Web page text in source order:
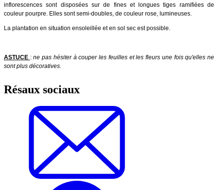
inflorescences sont disposées sur de fines et longues tiges ramifiées de
couleur pourpre. Elles sont semi-doubles, de couleur rose, lumineuses.
La plantation en situation ensoleillée et en sol sec est possible.
ASTUCE :ne pas hésiter à couper les feuilles et les fleurs une fois qu'elles ne
sont plus décoratives.
Résaux sociaux